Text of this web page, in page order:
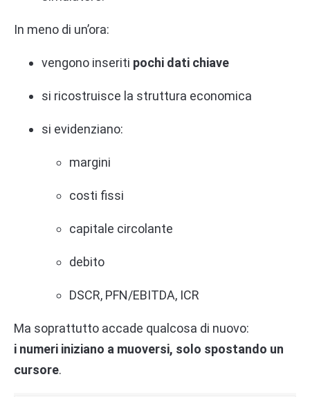
In meno di un’ora:
vengono inseriti pochi dati chiave
si ricostruisce la struttura economica
si evidenziano:
margini
costi fissi
capitale circolante
debito
DSCR, PFN/EBITDA, ICR
Ma soprattutto accade qualcosa di nuovo:
i numeri iniziano a muoversi, solo spostando un
cursore.